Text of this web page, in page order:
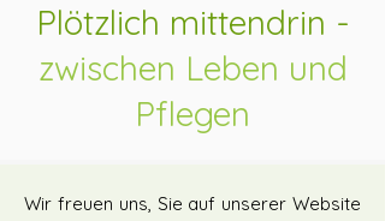
Plötzlich mittendrin -
zwischen Leben und
Pflegen
Wir freuen uns, Sie auf unserer Website